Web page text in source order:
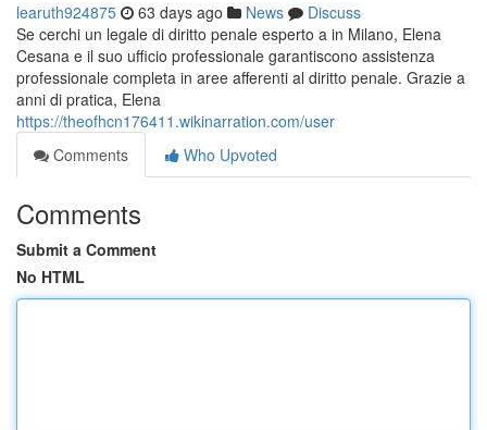
learuth924875 63 days ago News
Discuss
Se cerchi un legale di diritto penale esperto a in Milano, Elena
Cesana e il suo ufficio professionale garantiscono assistenza
professionale completa in aree afferenti al diritto penale. Grazie a
anni di pratica, Elena
https://theofhcn176411.wikinarration.com/user
Comments
Who Upvoted
Comments
Submit a Comment
No HTML